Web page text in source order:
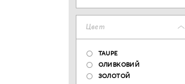
Цвет
TAUPE
ОЛИВКОВИЙ
ЗОЛОТОЙ